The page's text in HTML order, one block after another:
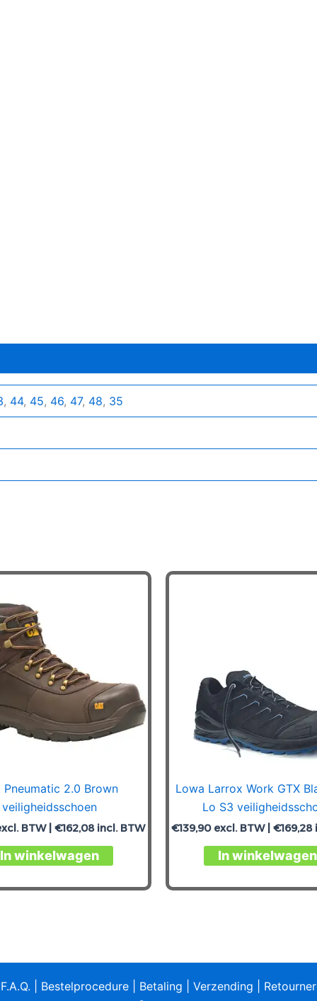
, 44, 45, 46, 47, 48, 35
Pneumatic 2.0 Brown
veiligheidsschoen
BTW |€162,08incl. BTW
In winkelwagen
Dit
product
heeft
optie
gekozen
Lowa Larrox Work GTX
Lo S3
€139,90excl. BTW |€169,28
In winkelwagen
F.A.Q. Bestelprocedure Betaling Verzending